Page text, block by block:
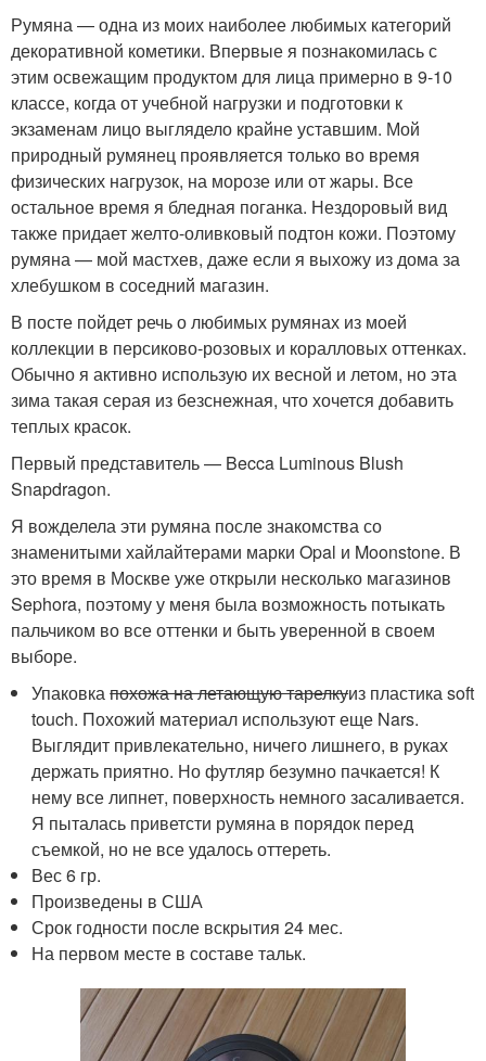
Румяна — одна из моих наиболее любимых категорий
декоративной кометики. Впервые я познакомилась с
этим освежащим продуктом для лица примерно в 9-10
классе, когда от учебной нагрузки и подготовки к
экзаменам лицо выглядело крайне уставшим. Мой
природный румянец проявляется только во время
физических нагрузок, на морозе или от жары. Все
остальное время я бледная поганка. Нездоровый вид
также придает желто-оливковый подтон кожи. Поэтому
румяна — мой мастхев, даже если я выхожу из дома за
хлебушком в соседний магазин.
В посте пойдет речь о любимых румянах из моей
коллекции в персиково-розовых и коралловых оттенках.
Обычно я активно использую их весной и летом, но эта
зима такая серая из безснежная, что хочется добавить
теплых красок.
Первый представитель — Becca Luminous Blush
Snapdragon.
Я вожделела эти румяна после знакомства со
знаменитыми хайлайтерами марки Opal и Moonstone. В
это время в Москве уже открыли несколько магазинов
Sephora, поэтому у меня была возможность потыкать
пальчиком во все оттенки и быть уверенной в своем
выборе.
Упаковкапохожа на летающую тарелкуиз пластика soft
touch. Похожий материал используют еще Nars.
Выглядит привлекательно, ничего лишнего, в руках
держать приятно. Но футляр безумно пачкается! К
нему все липнет, поверхность немного засаливается.
Я пыталась приветсти румяна в порядок перед
съемкой, но не все удалось оттереть.
Вес 6 гр.
Произведены в США
Срок годности после вскрытия 24 мес.
На первом месте в составе тальк.